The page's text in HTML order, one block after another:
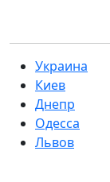
Украина
Киев
Днепр
Одесса
Львов